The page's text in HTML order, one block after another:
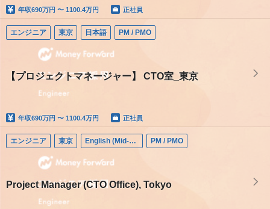
年収690万円 〜 1100.4万円 正社員
エンジニア 東京 日本語 PM / PMO
【プロジェクトマネージャー】 CTO室_東京
年収690万円 〜 1100.4万円 正社員
エンジニア 東京 English (Mid-career) PM / PMO
Project Manager (CTO Office), Tokyo